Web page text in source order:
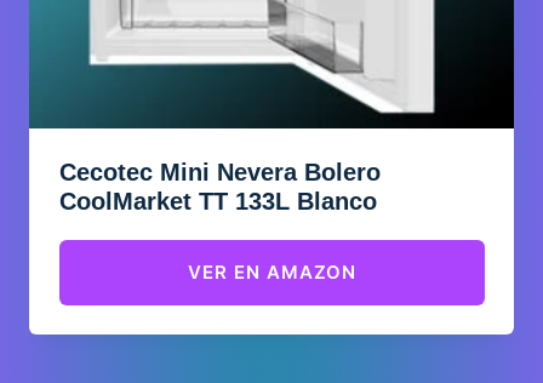
Cecotec Mini Nevera Bolero
CoolMarket TT 133L Blanco
VER EN AMAZON